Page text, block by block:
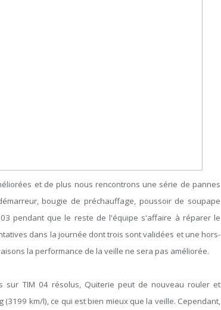
et de plus nous rencontrons une série de pannes
bougie de préchauffage, poussoir de soupape
03 pendant que le reste de l'équipe s'affaire à réparer le
dans la journée dont trois sont validées et une hors-
la performance de la veille ne sera pas améliorée.
sur TIM 04 résolus, Quiterie peut de nouveau rouler et
km/l), ce qui est bien mieux que la veille. Cependant,